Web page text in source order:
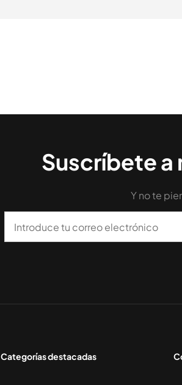
Suscríbete
Y no te
Categorías destacadas